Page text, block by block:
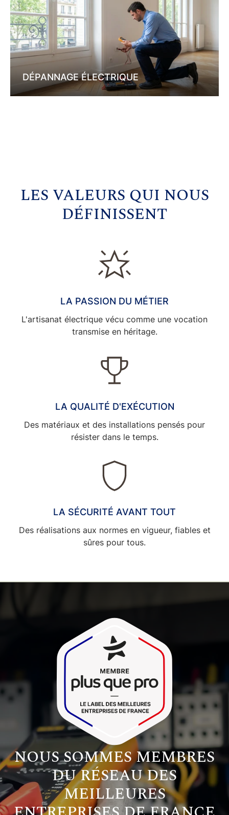
DÉPANNAGE ÉLECTRIQUE
LES VALEURS QUI NOUS
DÉFINISSENT
LA PASSION DU MÉTIER
L'artisanat électrique vécu comme une vocation
transmise en héritage.
LA QUALITÉ D'EXÉCUTION
Des matériaux et des installations pensés pour
résister dans le temps.
LA SÉCURITÉ AVANT TOUT
Des réalisations aux normes en vigueur, fiables et
sûres pour tous.
NOUS SOMMES MEMBRES
DU RÉSEAU DES
MEILLEURES